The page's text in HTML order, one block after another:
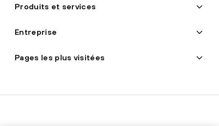
Produits et services
Entreprise
Pages les plus visitées